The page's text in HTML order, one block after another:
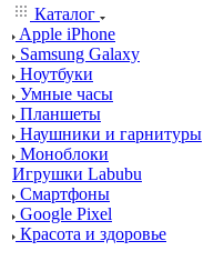
Каталог
Apple iPhone
Samsung Galaxy
Ноутбуки
Умные часы
Планшеты
Наушники и гарнитуры
Моноблоки
Игрушки Labubu
Смартфоны
Google Pixel
Красота и здоровье